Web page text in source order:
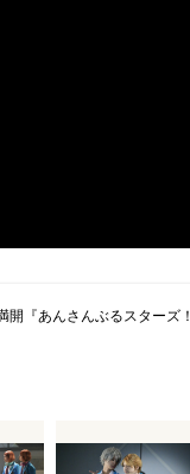
開『あんさんぶるスターズ！